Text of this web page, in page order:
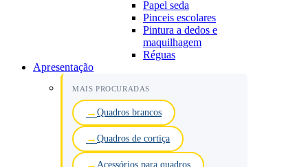
Papel seda
Pinceis escolares
Pintura a dedos e
maquilhagem
Réguas
Apresentação
MAIS PROCURADAS
Quadros brancos
Quadros de cortiça
Acessórios para quadros